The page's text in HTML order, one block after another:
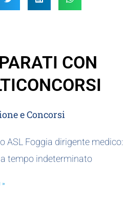
CON
e Concorsi
ASL Foggia dirigente medico:
tempo indeterminato
»